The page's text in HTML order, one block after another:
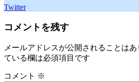
Twitter
コメントを残す
メールアドレスが公開されることはあ
ている欄は必須項目です
コメント ※